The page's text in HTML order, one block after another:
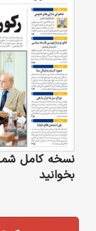
نسخه کامل
بخوانید